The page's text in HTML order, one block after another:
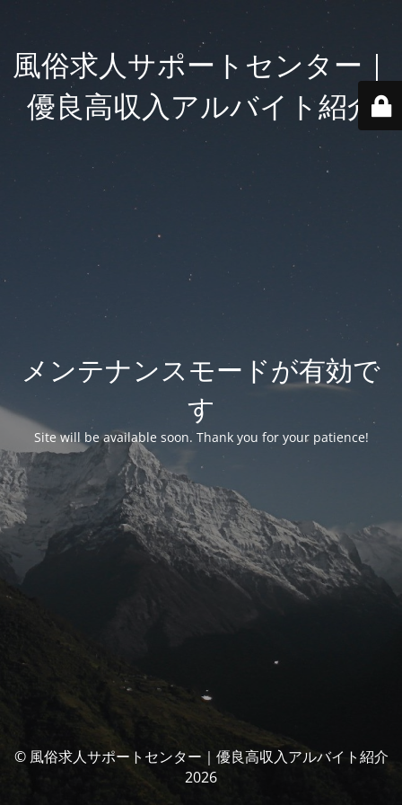
風俗求人サポートセンター｜
優良高収入アルバイト紹介
メンテナンスモードが有効で
す
Site will be available soon. Thank you for your patience!
© 風俗求人サポートセンター｜優良高収入アルバイト紹介
2026